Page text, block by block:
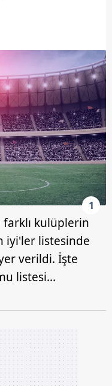
1
farklı kulüplerin
iyi'ler listesinde
verildi. İşte
listesi...